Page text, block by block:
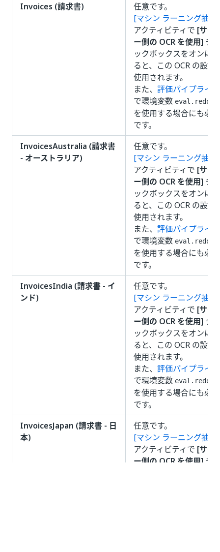
Invoices (請求書)
任意です。
[マシン ラーニング抽出
アクティビティで [サー
ー側の OCR を使用] チ
ックボックスをオンにす
ると、この OCR の設定
使用されます。
また、 評価パイプライン
で環境変数
を使用する場合にも必要
です。
InvoicesAustralia (請求書
- オーストラリア)
任意です。
[マシン ラーニング抽出
アクティビティで [サー
ー側の OCR を使用] チ
ックボックスをオンにす
ると、この OCR の設定
使用されます。
また、 評価パイプライン
で環境変数
を使用する場合にも必要
です。
InvoicesIndia (請求書 - イ
ンド)
任意です。
[マシン ラーニング抽出
アクティビティで [サー
ー側の OCR を使用] チ
ックボックスをオンにす
ると、この OCR の設定
使用されます。
また、 評価パイプライン
で環境変数
を使用する場合にも必要
です。
InvoicesJapan (請求書 - 日
本)
任意です。
[マシン ラーニング抽出
アクティビティで [サー
ー側の OCR を使用] チ